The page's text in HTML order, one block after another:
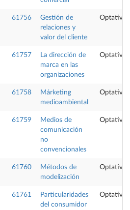
61756
Gestión de
relaciones y
valor del cliente
Optativa
61757
La dirección de
marca en las
organizaciones
Optativa
61758
Márketing
medioambiental
Optativa
61759
Medios de
comunicación
no
convencionales
Optativa
61760
Métodos de
modelización
Optativa
61761
Particularidades
del consumidor
Optativa